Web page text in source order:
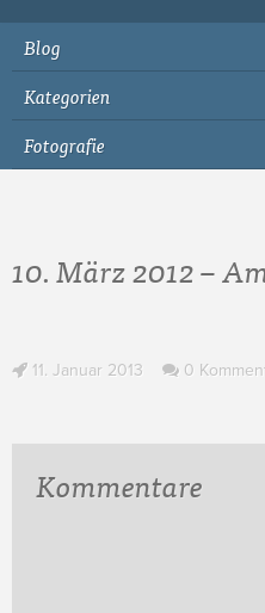
Blog
Kategorien
Fotografie
10. März 2012 –
11. Januar 2013 0
Kommentare